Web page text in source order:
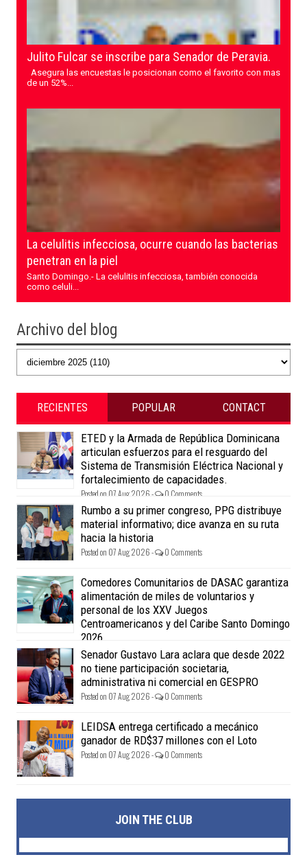
Julito Fulcar se inscribe para Senador de Peravia.
Asegura las encuestas le posicionan como el favorito con mas
de un 52%...
La celulitis infecciosa, ocurre cuando las bacterias
penetran en la piel
Santo Domingo.- La celulitis infecciosa, también conocida
como celuli...
Archivo del blog
RECIENTES POPULAR CONTACT
ETED y la Armada de República Dominicana
articulan esfuerzos para el resguardo del
Sistema de Transmisión Eléctrica Nacional y
fortalecimiento de capacidades.
Posted on 07 Aug 2026 - 0 Comments
Rumbo a su primer congreso, PPG distribuye
material informativo; dice avanza en su ruta
hacia la historia
Posted on 07 Aug 2026 - 0 Comments
Comedores Comunitarios de DASAC garantiza
alimentación de miles de voluntarios y
personal de los XXV Juegos
Centroamericanos y del Caribe Santo Domingo
2026
Posted on 07 Aug 2026 - 0 Comments
Senador Gustavo Lara aclara que desde 2022
no tiene participación societaria,
administrativa ni comercial en GESPRO
Posted on 07 Aug 2026 - 0 Comments
LEIDSA entrega certificado a mecánico
ganador de RD$37 millones con el Loto
Posted on 07 Aug 2026 - 0 Comments
JOIN THE CLUB